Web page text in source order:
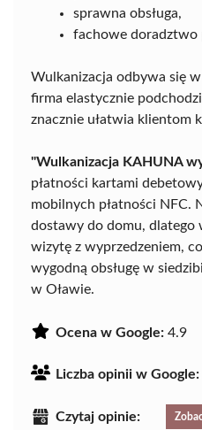
sprawna obsługa,
fachowe doradztwo
Wulkanizacja odbywa się
firma elastycznie
znacznie ułatwia klientom
"Wulkanizacja KAHUNA
płatności kartami
mobilnych płatności NFC.
dostawy do domu, dlatego
wizytę z wyprzedzeniem,
wygodną obsługę w
w Oławie.
Ocena w Google: 4.9
Liczba opinii w Google:
Czytaj opinie: